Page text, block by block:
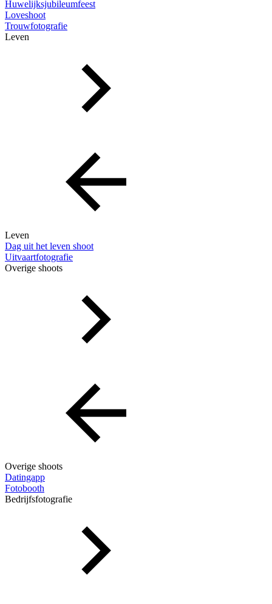
Huwelijksjubileumfeest
Loveshoot
Trouwfotografie
Leven
Leven
Dag uit het leven shoot
Uitvaartfotografie
Overige shoots
Overige shoots
Datingapp
Fotobooth
Bedrijfsfotografie